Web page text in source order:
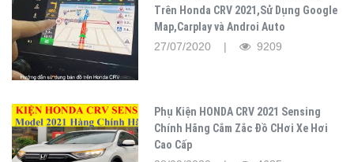
Trên Honda CRV 2021,Sử Dụng Google
Map,Carplay và Androi Auto
27/07/2020 |
9209
Phụ Kiện HONDA CRV 2021 Sensing
Chính Hãng Cắm Zắc Đồ CHơi Xe Hơi
Cao Cấp